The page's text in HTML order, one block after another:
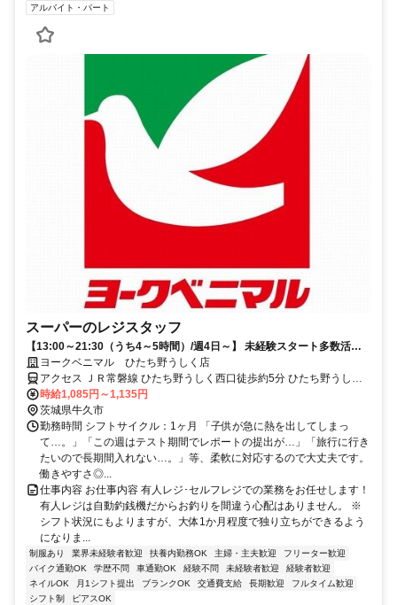
アルバイト・パート
スーパーのレジスタッフ
【13:00～21:30（うち4～5時間）/週4日～】 未経験スタート多数活
躍！主婦(夫)まで幅広い層が在籍★
ヨークベニマル ひたち野うしく店
アクセス ＪＲ常磐線 ひたち野うしく西口徒歩約5分 ひたち野うしく
駅(JR在来線)5分
時給1,085円～1,135円
茨城県牛久市
勤務時間 シフトサイクル：1ヶ月 「子供が急に熱を出してしまっ
て…。」「この週はテスト期間でレポートの提出が…」「旅行に行き
たいので長期間入れない…。」等、柔軟に対応するので大丈夫です。
働きやすさ◎...
仕事内容 お仕事内容 有人レジ･セルフレジでの業務をお任せします！
有人レジは自動釣銭機だからお釣りを間違う心配はありません。 ※
シフト状況にもよりますが、大体1か月程度で独り立ちができるよう
になりま...
制服あり 業界未経験者歓迎 扶養内勤務OK 主婦・主夫歓迎
フリーター歓迎
バイク通勤OK
学歴不問 車通勤OK 経験不問 未経験者歓迎
経験者歓迎
ネイルOK
月1シフト提出 ブランクOK 交通費支給 長期歓迎
フルタイム歓迎
シフト制
ピアスOK